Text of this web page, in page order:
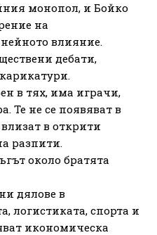
монопол, и Бойко
на
влияние.
дебати,
в тях, има играчи,
Те не се появяват в
в открити
разпити.
около братята
дялове в
логистиката, спорта и
икономическа